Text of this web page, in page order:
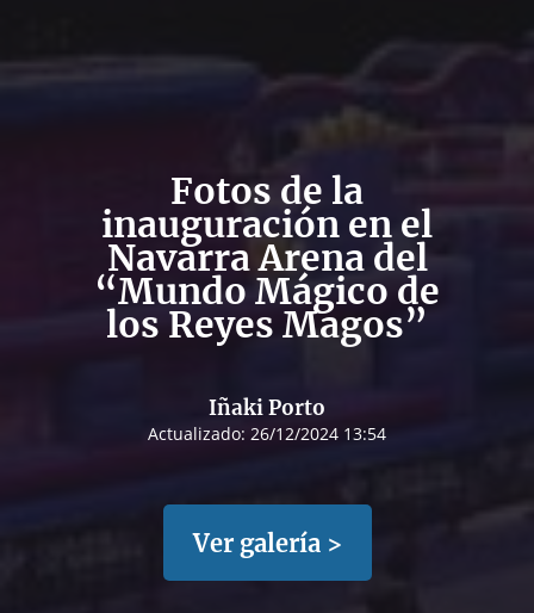
Fotos de la
inauguración en el
Navarra Arena del
“Mundo Mágico de
los Reyes Magos”
Iñaki Porto
Actualizado: 26/12/2024 13:54
Ver galería >